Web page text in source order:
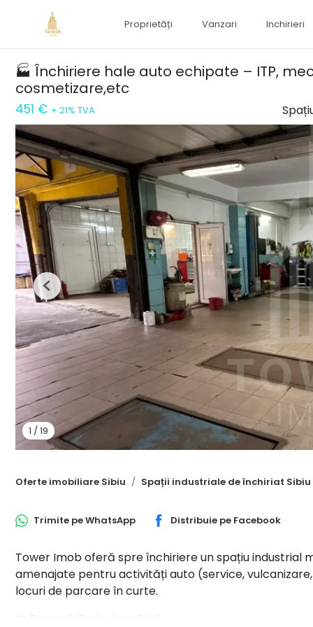
Proprietăți Vanzari Inchirieri
🏭 Închiriere hale auto echipate – ITP,
cosmetizare,etc
451 € + 21% TVA
1 /19
Previous
Oferte imobiliare Sibiu Spații industriale de închiriat Sibiu
Trimite peWhatsApp Distribuie pe Facebook
Tower Imob oferă spre închiriere un spațiu industrial
amenajate pentru activități auto (service,
locuri de parcare în curte.
📅 Disponibilitate: imediată